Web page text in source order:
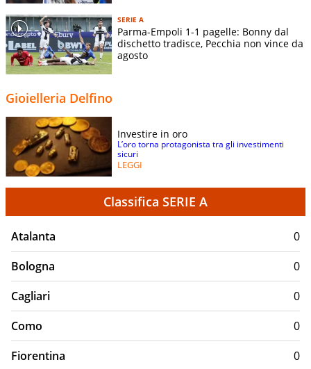
SERIE A
Parma-Empoli 1-1 pagelle: Bonny dal
dischetto tradisce, Pecchia non vince da
agosto
Gioielleria Delfino
Investire in oro
L’oro torna protagonista tra gli investimenti
sicuri
LEGGI
Classifica SERIE A
Atalanta
0
Bologna
0
Cagliari
0
Como
0
Fiorentina
0